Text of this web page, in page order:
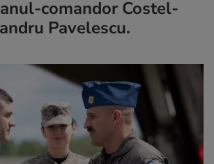
comandor Costel-
Pavelescu.